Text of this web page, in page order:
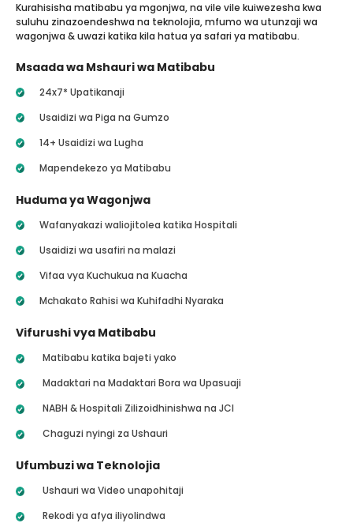
Kurahisisha matibabu ya mgonjwa, na vile vile kuiwezesha kwa
suluhu zinazoendeshwa na teknolojia, mfumo wa utunzaji wa
wagonjwa & uwazi katika kila hatua ya safari ya matibabu.
Msaada wa Mshauri wa Matibabu
24x7* Upatikanaji
Usaidizi wa Piga na Gumzo
14+ Usaidizi wa Lugha
Mapendekezo ya Matibabu
Huduma ya Wagonjwa
Wafanyakazi waliojitolea katika Hospitali
Usaidizi wa usafiri na malazi
Vifaa vya Kuchukua na Kuacha
Mchakato Rahisi wa Kuhifadhi Nyaraka
Vifurushi vya Matibabu
Matibabu katika bajeti yako
Madaktari na Madaktari Bora wa Upasuaji
NABH & Hospitali Zilizoidhinishwa na JCI
Chaguzi nyingi za Ushauri
Ufumbuzi wa Teknolojia
Ushauri wa Video unapohitaji
Rekodi ya afya iliyolindwa